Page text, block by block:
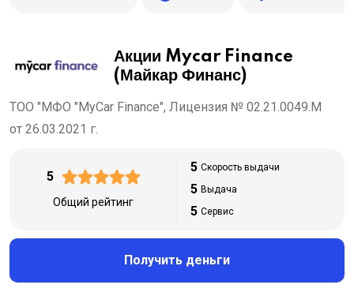
Акции Mycar Finance
(Майкар Финанс)
ТОО "МФО "MyCar Finance", Лицензия № 02.21.0049.М
от 26.03.2021 г.
5
Общий рейтинг
5 Скорость выдачи
5 Выдача
5 Сервис
Получить деньги